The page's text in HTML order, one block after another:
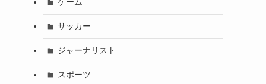
サッカー
ジャーナリスト
スポーツ